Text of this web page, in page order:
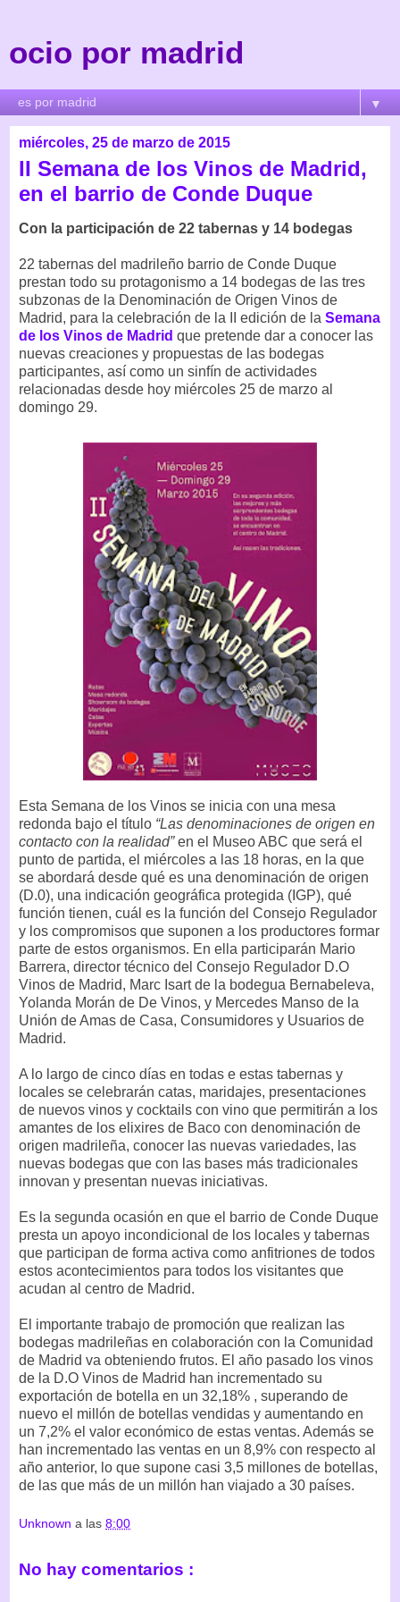
ocio por madrid
▼
miércoles, 25 de marzo de 2015
II Semana de los Vinos de Madrid,
en el barrio de Conde Duque
Con la participación de 22 tabernas y 14 bodegas
22 tabernas del madrileño barrio de Conde Duque
prestan todo su protagonismo a 14 bodegas de las tres
subzonas de la Denominación de Origen Vinos de
Madrid, para la celebración de la II edición de la Semana
de los Vinos de Madrid que pretende dar a conocer las
nuevas creaciones y propuestas de las bodegas
participantes, así como un sinfín de actividades
relacionadas desde hoy miércoles 25 de marzo al
domingo 29.
Esta Semana de los Vinos se inicia con una mesa
redonda bajo el título “Las denominaciones de origen en
contacto con la realidad”en el Museo ABC que será el
punto de partida, el miércoles a las 18 horas, en la que
se abordará desde qué es una denominación de origen
(D.0), una indicación geográfica protegida (IGP), qué
función tienen, cuál es la función del Consejo Regulador
y los compromisos que suponen a los productores formar
parte de estos organismos. En ella participarán Mario
Barrera, director técnico del Consejo Regulador D.O
Vinos de Madrid, Marc Isart de la bodegua Bernabeleva,
Yolanda Morán de De Vinos, y Mercedes Manso de la
Unión de Amas de Casa, Consumidores y Usuarios de
Madrid.
A lo largo de cinco días en todas e estas tabernas y
locales se celebrarán catas, maridajes, presentaciones
de nuevos vinos y cocktails con vino que permitirán a los
amantes de los elixires de Baco con denominación de
origen madrileña, conocer las nuevas variedades, las
nuevas bodegas que con las bases más tradicionales
innovan y presentan nuevas iniciativas.
Es la segunda ocasión en que el barrio de Conde Duque
presta un apoyo incondicional de los locales y tabernas
que participan de forma activa como anfitriones de todos
estos acontecimientos para todos los visitantes que
acudan al centro de Madrid.
El importante trabajo de promoción que realizan las
bodegas madrileñas en colaboración con la Comunidad
de Madrid va obteniendo frutos. El año pasado los vinos
de la D.O Vinos de Madrid han incrementado su
exportación de botella en un 32,18% , superando de
nuevo el millón de botellas vendidas y aumentando en
un 7,2% el valor económico de estas ventas. Además se
han incrementado las ventas en un 8,9% con respecto al
año anterior, lo que supone casi 3,5 millones de botellas,
de las que más de un millón han viajado a 30 países.
Unknown a las 8:00
No hay comentarios :